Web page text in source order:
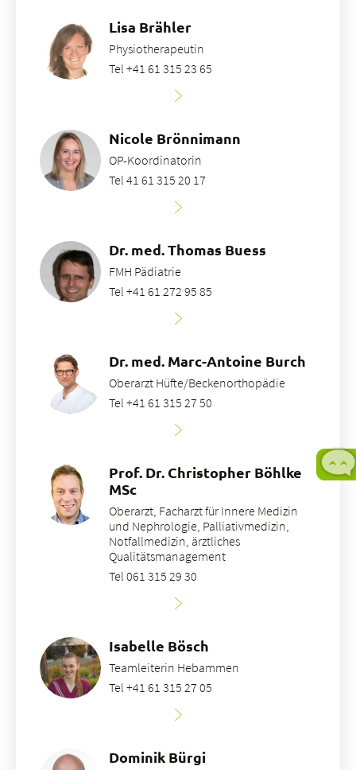
Lisa Brähler
Physiotherapeutin
Tel +41 61 315 23 65
Nicole Brönnimann
OP-Koordinatorin
Tel 41 61 315 20 17
Dr. med. Thomas Buess
FMH Pädiatrie
Tel +41 61 272 95 85
Dr. med. Marc-Antoine Burch
Oberarzt Hüfte/Beckenorthopädie
Tel +41 61 315 27 50
Prof. Dr. Christopher Böhlke
MSc
Oberarzt, Facharzt für Innere Medizin
und Nephrologie, Palliativmedizin,
Notfallmedizin, ärztliches
Qualitätsmanagement
Tel 061 315 29 30
Isabelle Bösch
Teamleiterin Hebammen
Tel +41 61 315 27 05
Dominik Bürgi